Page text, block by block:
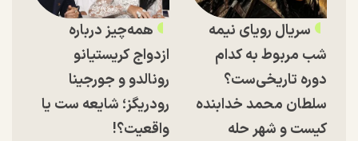
سریال رویای نیمه
شب مربوط به کدام
دوره تاریخی‌ست؟
سلطان محمد خدابنده
کیست و شهر حله
همه‌چیز درباره
ازدواج کریستیانو
رونالدو و جورجینا
رودریگز؛ شایعه ست یا
واقعیت؟!